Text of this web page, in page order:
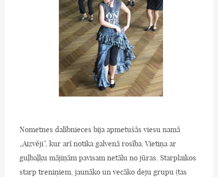
Nometnes dalībnieces bija apmetušās viesu namā
„Aizvēji”, kur arī notika galvenā rosība. Vietiņa ar
guļbaļķu mājiņām pavisam netālu no jūras. Starplaikos
starp treniņiem, jaunāko un vecāko deju grupu (tas